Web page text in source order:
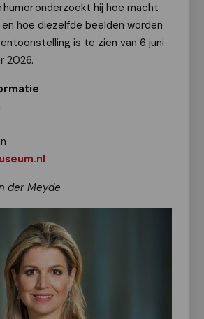
humoronderzoekt hij hoe macht
hoe diezelfde beelden worden
is te zien van 6 juni
2026.
der Meyde